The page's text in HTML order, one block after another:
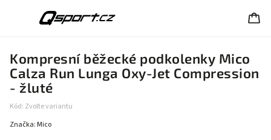
Kompresní běžecké podkolenky Mico
Calza Run Lunga Oxy-Jet Compression
- žluté
Kód: Zvolte variantu
Značka: Mico